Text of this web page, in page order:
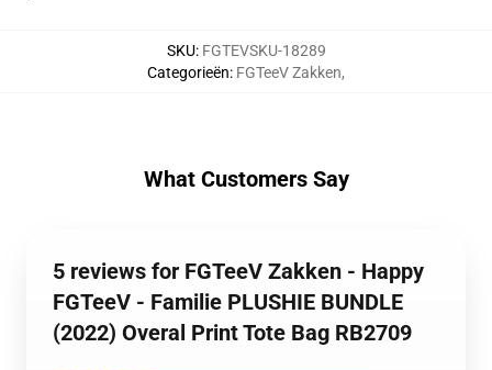
SKU: FGTEVSKU-18289
Categorieën: FGTeeV Zakken,
What Customers Say
5 reviews for FGTeeV Zakken - Happy
FGTeeV - Familie PLUSHIE BUNDLE
(2022) Overal Print Tote Bag RB2709